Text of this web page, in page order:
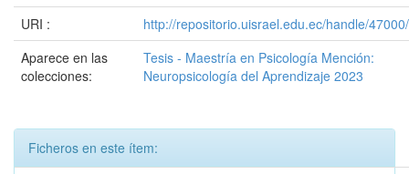
URI :
http://repositorio.uisrael.edu.ec/handle/
Aparece en las
colecciones:
Tesis - Maestría en Psicología Mención:
Neuropsicología del Aprendizaje 2023
Ficheros en este ítem: